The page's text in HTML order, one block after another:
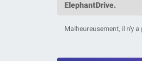
ElephantDrive.
Malheureusement, il n'y